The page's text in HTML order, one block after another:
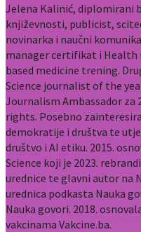
Jelena Kalinić, diplomirani
književnosti, publicist,
novinarka i naučni
manager certifikat i Health
based medicine trening.
Science journalist of the
Journalism Ambassador za
rights. Posebno
demokratije i društva te
društvo i AI etiku. 2015.
Science koji je 2023.
urednice te glavni autor na
urednica podkasta Nauka
Nauka govori. 2018.
vakcinama Vakcine.ba.